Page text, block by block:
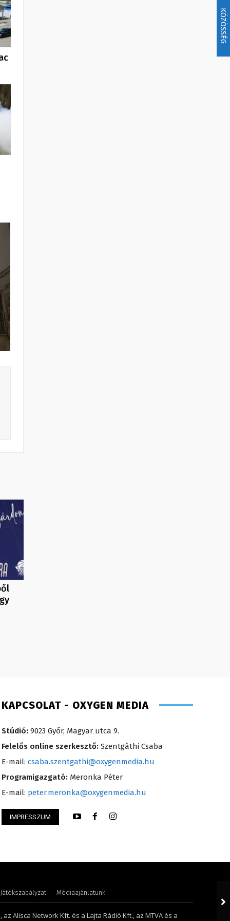
KÖZÖSSÉG
Csaba – főszerkesztő – 2008
KAPCSOLAT - OXYGEN MEDIA
Stúdió: 9023 Győr, Magyar utca 9.
Felelős online szerkesztő: Szentgáthi Csaba
E-mail: csaba.szentgathi@oxygenmedia.hu
Programigazgató: Meronka Péter
E-mail: peter.meronka@oxygenmedia.hu
IMPRESSZUM
Játékszabályzat Médiaajánlatunk
Alisca Network Kft. és a Lajta Rádió Kft., az MTVA és a